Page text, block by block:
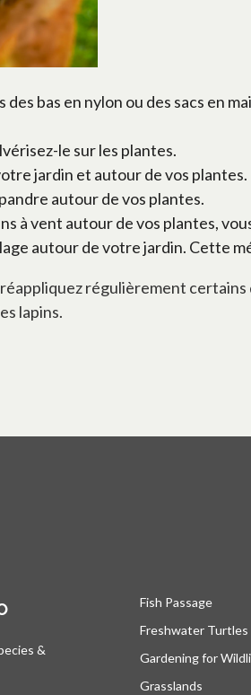
des bas en nylon ou des sacs en
le sur les plantes.
jardin et autour de vos plantes.
autour de vos plantes.
à vent autour de vos plantes,
autour de votre jardin. Cette
régulièrement
lapins.
&
Fish Passage
Freshwater Turtles
Gardening for
Grasslands